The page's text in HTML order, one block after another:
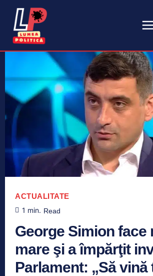
ACTUALITATE
1 min. Read
George Simion face
mare şi a împărţit
Parlament: „Să vină